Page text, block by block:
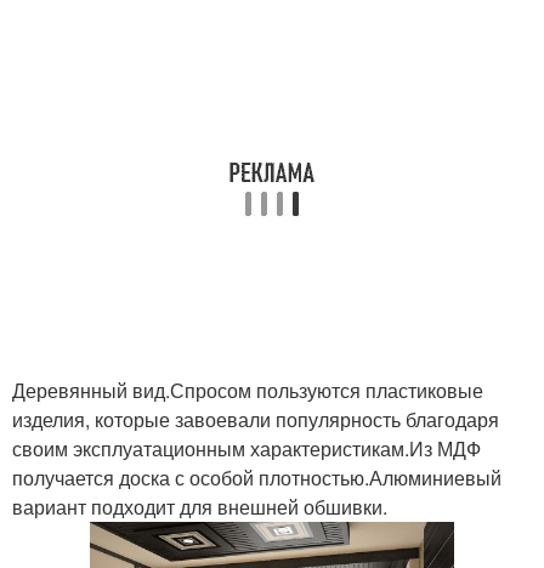
Деревянный вид.Спросом пользуются пластиковые
изделия, которые завоевали популярность благодаря
своим эксплуатационным характеристикам.Из МДФ
получается доска с особой плотностью.Алюминиевый
вариант подходит для внешней обшивки.